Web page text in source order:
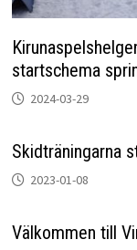
startschema
2024-03-29
Skidträningarna
2023-01-08
Välkommen till